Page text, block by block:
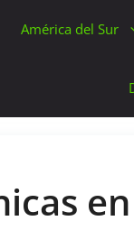
América del Sur